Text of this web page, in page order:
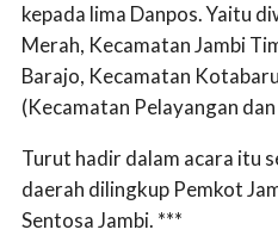
kepada lima Danpos. Yaitu
Merah, Kecamatan Jambi
Barajo, Kecamatan
(Kecamatan Pelayangan
Turut hadir dalam acara itu
daerah dilingkup Pemkot
Sentosa Jambi. ***